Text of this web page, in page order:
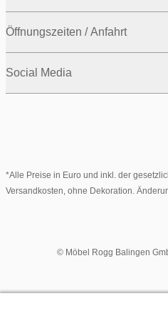
Öffnungszeiten / Anfahrt
Social Media
*Alle Preise in Euro und inkl. der
Versandkosten, ohne Dekoration.
© Möbel Rogg Balingen